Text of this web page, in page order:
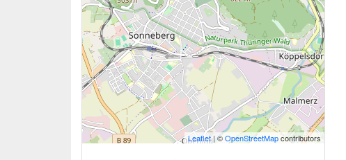
Leaflet| ©OpenStreetMapcontributors